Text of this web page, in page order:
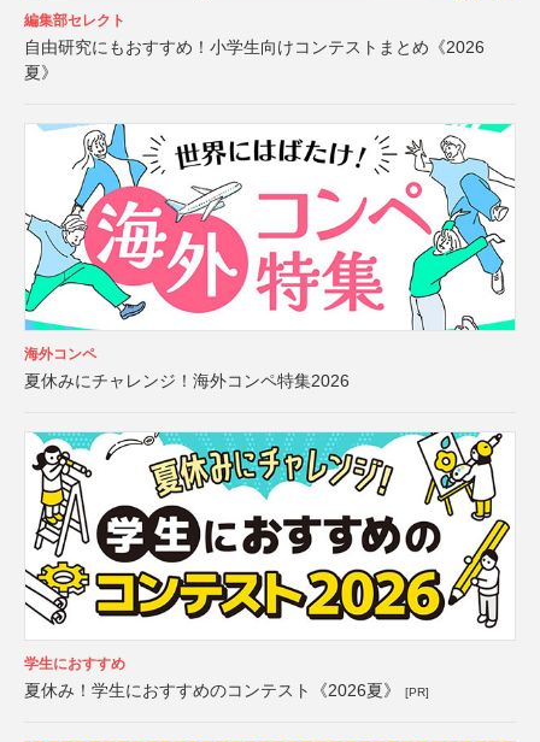
編集部セレクト
自由研究にもおすすめ！小学生向けコンテストまとめ《2026
夏》
海外コンペ
夏休みにチャレンジ！海外コンペ特集2026
学生におすすめ
夏休み！学生におすすめのコンテスト《2026夏》 [PR]